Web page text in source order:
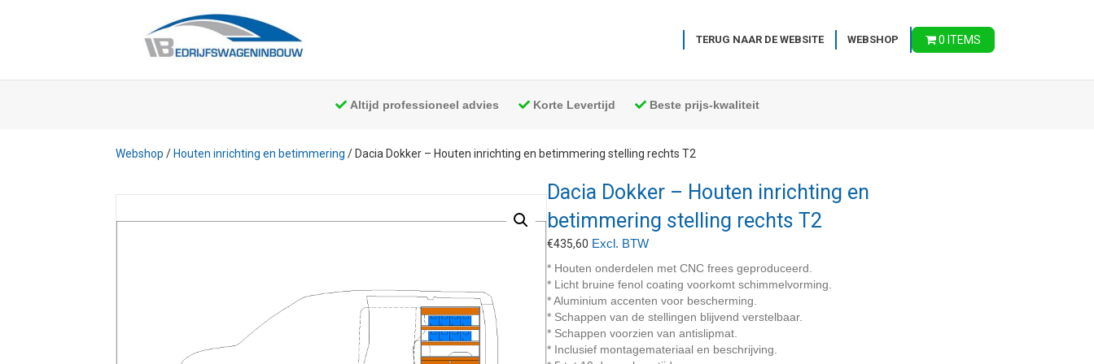
TERUG NAAR DE WEBSITE WEBSHOP 0 ITEMS
Altijd professioneel advies Korte Levertijd Beste prijs-kwaliteit
Webshop / Houten inrichting en betimmering / Dacia Dokker – Houten inrichting en betimmering stelling rechts T2
Dacia Dokker – Houten inrichting en
betimmering stelling rechts T2
€435,60 Excl. BTW
* Houten onderdelen met CNC frees geproduceerd.
* Licht bruine fenol coating voorkomt schimmelvorming.
* Aluminium accenten voor bescherming.
* Schappen van de stellingen blijvend verstelbaar.
* Schappen voorzien van antislipmat.
* Inclusief montagemateriaal en beschrijving.